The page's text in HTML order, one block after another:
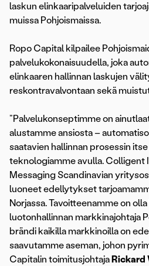
laskun elinkaaripalveluiden
muissa Pohjoismaissa.
Ropo Capital kilpailee
palvelukokonaisuudella, joka
elinkaaren hallinnan laskujen
reskontravalvontaan sekä
”Palvelukonseptimme on
alustamme ansiosta –
saatavien hallinnan prosessin
teknologiamme avulla. Colligent
Messaging Scandinavian
luoneet edellytykset
Norjassa. Tavoitteenamme on
luotonhallinnan markkinajohtaja
brändi kaikilla markkinoilla on
saavutamme aseman, johon
Capitalin toimitusjohtaja Rickard